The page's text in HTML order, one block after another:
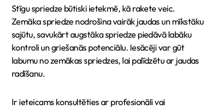
Stīgu spriedze būtiski ietekmē, kā rakete veic.
Zemāka spriedze nodrošina vairāk jaudas un mīkstāku
sajūtu, savukārt augstāka spriedze piedāvā labāku
kontroli un griešanās potenciālu. Iesācēji var gūt
labumu no zemākas spriedzes, lai palīdzētu ar jaudas
radīšanu.
Ir ieteicams konsultēties ar profesionāli vai